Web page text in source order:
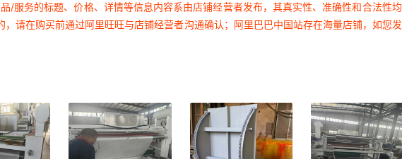
服务的标题、价格、详情等信息内容系由店铺经营者发布，其真实性、准确性和合法性
请在购买前通过阿里旺旺与店铺经营者沟通确认；阿里巴巴中国站存在海量店铺，如您